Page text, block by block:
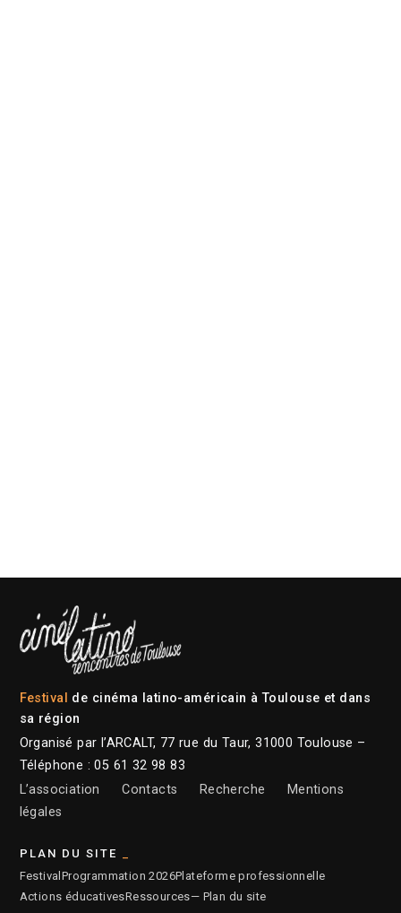
Festival de cinéma latino-américain à Toulouse et dans
sa région
Organisé par l’ARCALT, 77 rue du Taur, 31000 Toulouse –
Téléphone : 05 61 32 98 83
L’association
Contacts Recherche
Mentions
légales
PLAN DU SITE
Festival Programmation 2026Plateforme professionnelle
Actions éducativesRessources— Plan du site